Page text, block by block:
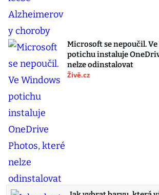
Microsoft se nepoučil.
potichu instaluje
nelze odinstalovat
Živě.cz